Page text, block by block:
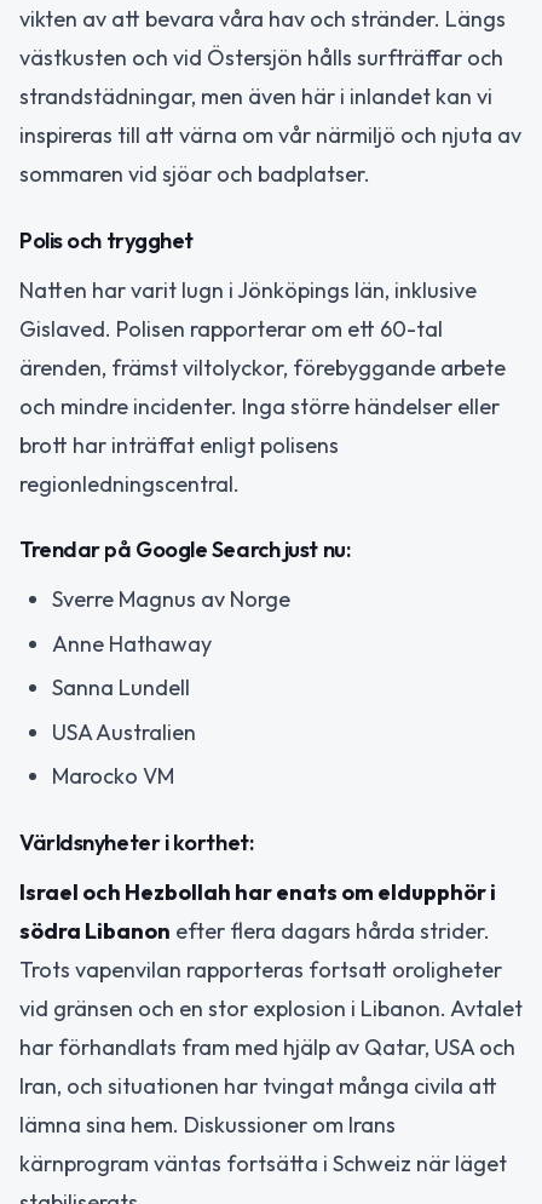
vikten av att bevara våra hav och stränder. Längs
västkusten och vid Östersjön hålls surfträffar och
strandstädningar, men även här i inlandet kan vi
inspireras till att värna om vår närmiljö och njuta av
sommaren vid sjöar och badplatser.
Polis och trygghet
Natten har varit lugn i Jönköpings län, inklusive
Gislaved. Polisen rapporterar om ett 60-tal
ärenden, främst viltolyckor, förebyggande arbete
och mindre incidenter. Inga större händelser eller
brott har inträffat enligt polisens
regionledningscentral.
Trendar på Google Search just nu:
Sverre Magnus av Norge
Anne Hathaway
Sanna Lundell
USA Australien
Marocko VM
Världsnyheter i korthet:
Israel och Hezbollah har enats om eldupphör i
södra Libanon efter flera dagars hårda strider.
Trots vapenvilan rapporteras fortsatt oroligheter
vid gränsen och en stor explosion i Libanon. Avtalet
har förhandlats fram med hjälp av Qatar, USA och
Iran, och situationen har tvingat många civila att
lämna sina hem. Diskussioner om Irans
kärnprogram väntas fortsätta i Schweiz när läget